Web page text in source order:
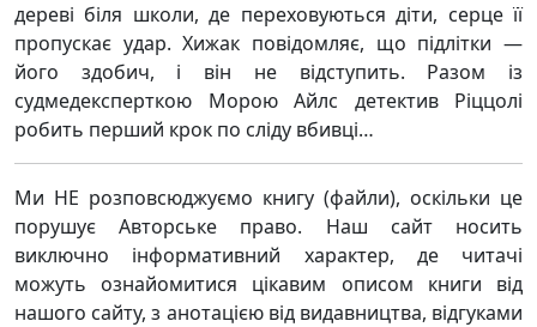
дереві біля школи, де переховуються діти, серце її
пропускає удар. Хижак повідомляє, що підлітки —
його здобич, і він не відступить. Разом із
судмедексперткою Морою Айлс детектив Ріццолі
робить перший крок по сліду вбивці…
Ми НЕ розповсюджуємо книгу (файли), оскільки це
порушує Авторське право. Наш сайт носить
виключно інформативний характер, де читачі
можуть ознайомитися цікавим описом книги від
нашого сайту, з анотацією від видавництва, відгуками